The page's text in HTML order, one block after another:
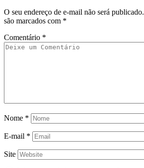
O seu endereço de e-mail não será publicado.
são marcados com *
Comentário *
Nome *
E-mail *
Site